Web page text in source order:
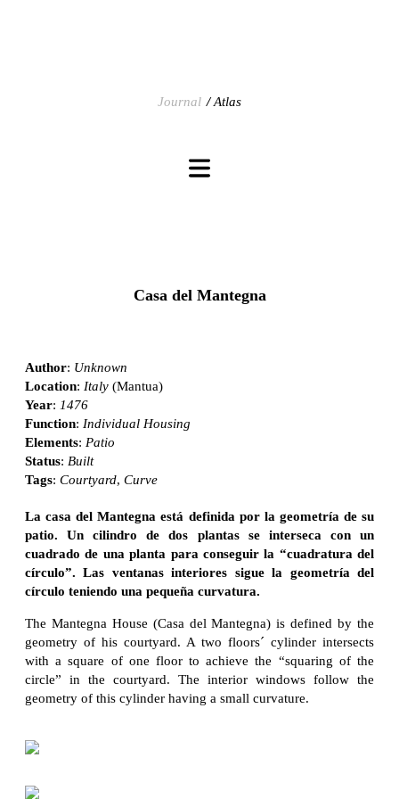
Journal Atlas
Casa del Mantegna
Author: Unknown
Location: Italy (Mantua)
Year: 1476
Function: Individual Housing
Elements: Patio
Status: Built
Tags: Courtyard, Curve
La casa del Mantegna está definida por la geometría de su
patio. Un cilindro de dos plantas se interseca con un
cuadrado de una planta para conseguir la “cuadratura del
círculo”. Las ventanas interiores sigue la geometría del
círculo teniendo una pequeña curvatura.
The Mantegna House (Casa del Mantegna) is defined by the
geometry of his courtyard. A two floors´ cylinder intersects
with a square of one floor to achieve the “squaring of the
circle” in the courtyard. The interior windows follow the
geometry of this cylinder having a small curvature.